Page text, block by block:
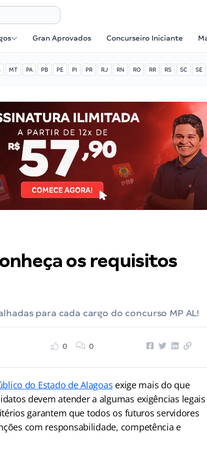
Gran Aprovados Concurseiro Iniciante
MT PA PB PE PI PR RJ RN RO RR RS SC SE
os requisitos
para cada cargo do concurso MP AL!
0 0
do Estado de Alagoas exige mais do que
devem atender a algumas exigências legais
garantem que todos os futuros servidores
com responsabilidade, competência e